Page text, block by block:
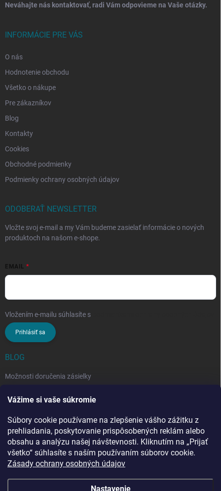
Vážime si vaše súkromie
Súbory cookie používame na zlepšenie vášho zážitku z
prehliadania, poskytovanie prispôsobených reklám alebo
obsahu a analýzu našej návštevnosti. Kliknutím na „Prijať
všetko“ súhlasíte s naším používaním súborov cookie.
Zásady ochrany osobných údajov
Nastavenie
Neváhajte nás kontaktovať, radi Vám odpovieme na Vaše otázky.
INFORMÁCIE PRE VÁS
O nás
Hodnotenie obchodu
Všetko o nákupe
Pre zákazníkov
Blog
Kontakty
Cookies
Obchodné podmienky
Podmienky ochrany osobných údajov
ODOBERAŤ NEWSLETTER
Vložte svoj e-mail a my Vám budeme zasielať informácie o nových
produktoch na našom e-shope.
EMAIL
Vložením e-mailu súhlasíte s
Prihlásiť sa
BLOG
Možnosti doručenia zásielky
vybrať?
Stropný sušiak bielizne na balkón: prečo si ho zvoliť? Týchto 7
benefitov si budete chváliť